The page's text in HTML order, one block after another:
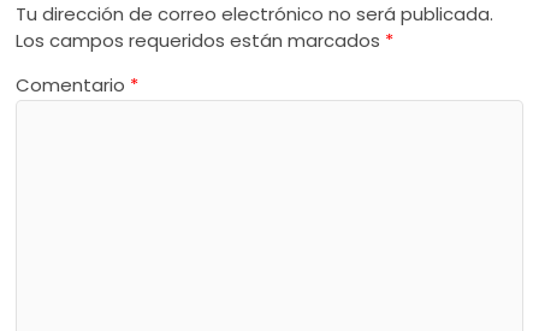
Tu dirección de correo electrónico no será publicada.
Los campos requeridos están marcados *
Comentario *